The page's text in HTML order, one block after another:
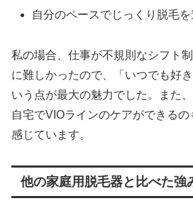
自分のペースでじっくり脱毛
私の場合、仕事が不規則なシフト
に難しかったので、「いつでも好
いう点が最大の魅力でした。また
自宅でVIOラインのケアができる
感じています。
他の家庭用脱毛器と比べた強